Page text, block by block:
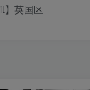
】英国区